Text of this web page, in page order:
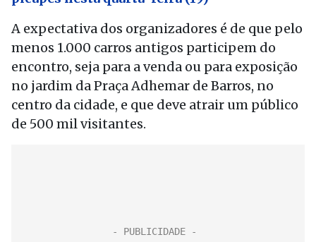
A expectativa dos organizadores é de que pelo
menos 1.000 carros antigos participem do
encontro, seja para a venda ou para exposição
no jardim da Praça Adhemar de Barros, no
centro da cidade, e que deve atrair um público
de 500 mil visitantes.